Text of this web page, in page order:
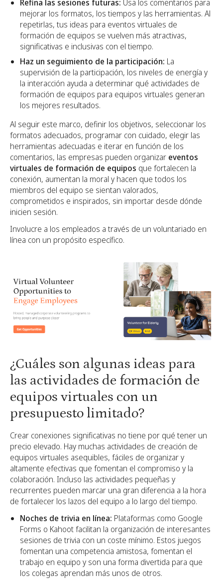
Refina las sesiones futuras: Usa los comentarios para
mejorar los formatos, los tiempos y las herramientas. Al
repetirlas, tus ideas para eventos virtuales de
formación de equipos se vuelven más atractivas,
significativas e inclusivas con el tiempo.
Haz un seguimiento de la participación: La
supervisión de la participación, los niveles de energía y
la interacción ayuda a determinar qué actividades de
formación de equipos para equipos virtuales generan
los mejores resultados.
Al seguir este marco, definir los objetivos, seleccionar los
formatos adecuados, programar con cuidado, elegir las
herramientas adecuadas e iterar en función de los
comentarios, las empresas pueden organizar eventos
virtuales de formación de equipos que fortalecen la
conexión, aumentan la moral y hacen que todos los
miembros del equipo se sientan valorados,
comprometidos e inspirados, sin importar desde dónde
inicien sesión.
Involucre a los empleados a través de un voluntariado en
línea con un propósito específico.
¿Cuáles son algunas ideas para
las actividades de formación de
equipos virtuales con un
presupuesto limitado?
Crear conexiones significativas no tiene por qué tener un
precio elevado. Hay muchas actividades de creación de
equipos virtuales asequibles, fáciles de organizar y
altamente efectivas que fomentan el compromiso y la
colaboración. Incluso las actividades pequeñas y
recurrentes pueden marcar una gran diferencia a la hora
de fortalecer los lazos del equipo a lo largo del tiempo.
Noches de trivia en línea: Plataformas como Google
Forms o Kahoot facilitan la organización de interesantes
sesiones de trivia con un coste mínimo. Estos juegos
fomentan una competencia amistosa, fomentan el
trabajo en equipo y son una forma divertida para que
los colegas aprendan más unos de otros.